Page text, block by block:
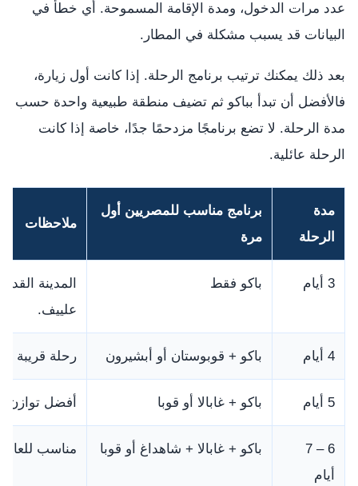
عدد مرات الدخول، ومدة الإقامة المسموحة. أي خطأ في
البيانات قد يسبب مشكلة في المطار.
بعد ذلك يمكنك ترتيب برنامج الرحلة. إذا كانت أول زيارة،
فالأفضل أن تبدأ بباكو ثم تضيف منطقة طبيعية واحدة حسب
مدة الرحلة. لا تضع برنامجًا مزدحمًا جدًا، خاصة إذا كانت
الرحلة عائلية.
مدة
الرحلة
برنامج مناسب للمصريين أول
مرة
ملاحظات
3 أيام باكو فقط
المدينة
علييف.
4 أيام باكو + قوبوستان أو أبشيرون رحلة قريبة
5 أيام باكو + غابالا أو قوبا أفضل توازن
6 – 7
أيام
باكو + غابالا + شاهداغ أو قوبا مناسب